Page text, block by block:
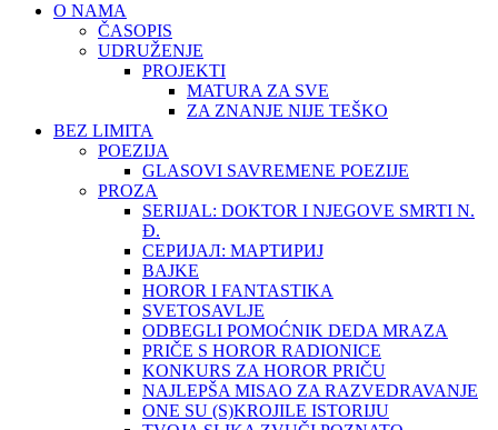
O NAMA
ČASOPIS
UDRUŽENJE
PROJEKTI
MATURA ZA SVE
ZA ZNANJE NIJE TEŠKO
BEZ LIMITA
POEZIJA
GLASOVI SAVREMENE POEZIJE
PROZA
SERIJAL: DOKTOR I NJEGOVE SMRTI N.
Đ.
СЕРИЈАЛ: МАРТИРИЈ
BAJKE
HOROR I FANTASTIKA
SVETOSAVLJE
ODBEGLI POMOĆNIK DEDA MRAZA
PRIČE S HOROR RADIONICE
KONKURS ZA HOROR PRIČU
NAJLEPŠA MISAO ZA RAZVEDRAVANJE
ONE SU (S)KROJILE ISTORIJU